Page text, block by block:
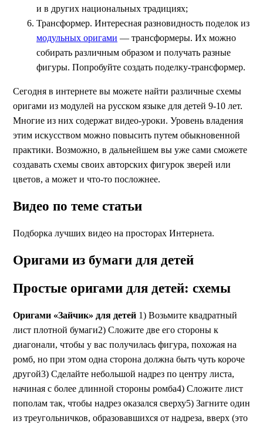
и в других национальных традициях;
Трансформер. Интересная разновидность поделок из
модульных оригами — трансформеры. Их можно
собирать различным образом и получать разные
фигуры. Попробуйте создать поделку-трансформер.
Сегодня в интернете вы можете найти различные схемы
оригами из модулей на русском языке для детей 9-10 лет.
Многие из них содержат видео-уроки. Уровень владения
этим искусством можно повысить путем обыкновенной
практики. Возможно, в дальнейшем вы уже сами сможете
создавать схемы своих авторских фигурок зверей или
цветов, а может и что-то посложнее.
Видео по теме статьи
Подборка лучших видео на просторах Интернета.
Оригами из бумаги для детей
Простые оригами для детей: схемы
Оригами «Зайчик» для детей 1) Возьмите квадратный
лист плотной бумаги2) Сложите две его стороны к
диагонали, чтобы у вас получилась фигура, похожая на
ромб, но при этом одна сторона должна быть чуть короче
другой3) Сделайте небольшой надрез по центру листа,
начиная с более длинной стороны ромба4) Сложите лист
пополам так, чтобы надрез оказался сверху5) Загните один
из треугольничков, образовавшихся от надреза, вверх (это